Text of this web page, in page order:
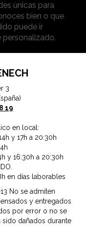
únicas para
bien o que
puede ir
3
19
en local:
y 17h a 20:30h
y 16:30h a 20:30h
en días laborables
No se admiten
y entregados
por error o no se
dañados durante